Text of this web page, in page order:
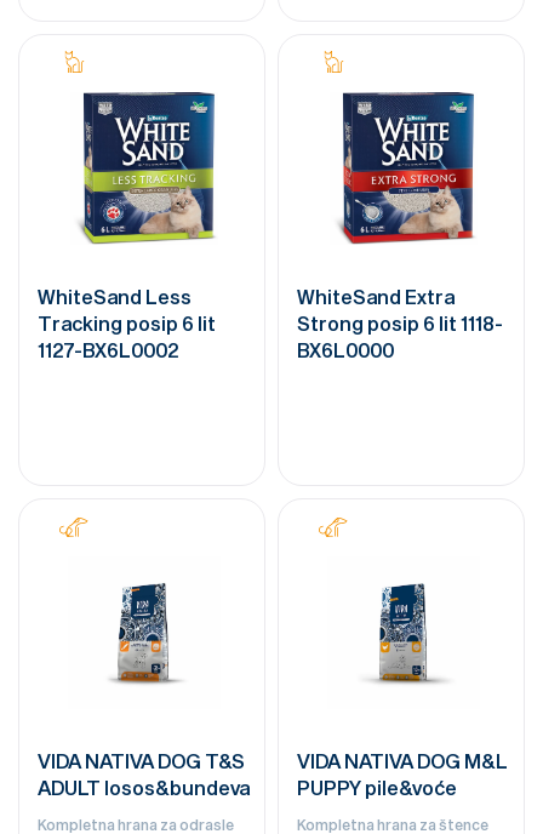
WhiteSand Less
Tracking posip 6 lit
1127-BX6L0002
WhiteSand Extra
Strong posip 6 lit 1118-
BX6L0000
VIDA NATIVA DOG T&S
ADULT losos&bundeva
Kompletna hrana za odrasle
VIDA NATIVA DOG M&L
PUPPY pile&voće
Kompletna hrana za štence